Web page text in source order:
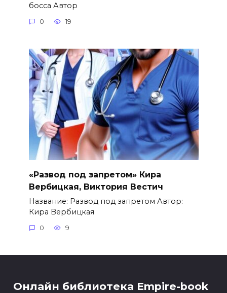
босса Автор
0 19
«Развод под запретом» Кира
Вербицкая, Виктория Вестич
Название: Развод под запретом Автор:
Кира Вербицкая
0 9
Онлайн библиотека Empire-book